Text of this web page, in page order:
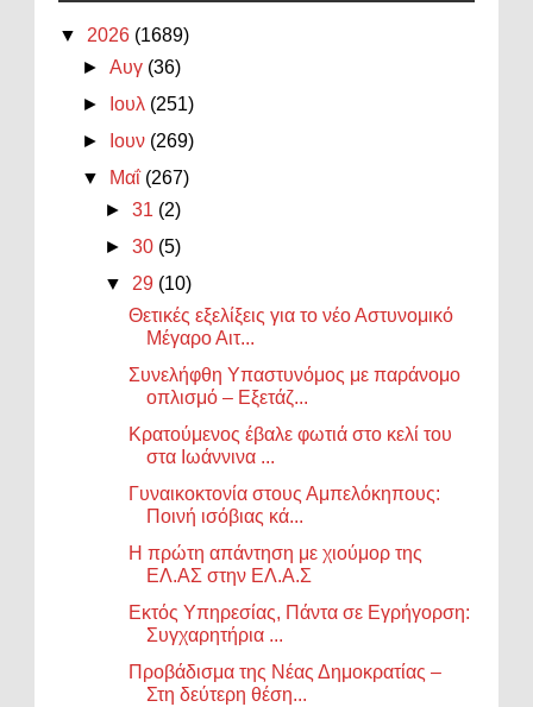
▼ 2026 (1689)
►Αυγ (36)
►
Ιουλ (251)
►
Ιουν (269)
▼
Μαΐ (267)
►31 (2)
►30 (5)
▼ 29 (10)
Θετικές εξελίξεις για το νέο Αστυνομικό
Μέγαρο Αιτ...
Συνελήφθη Υπαστυνόμος με παράνομο
οπλισμό – Εξετάζ...
Κρατούμενος έβαλε φωτιά στο κελί του
στα Ιωάννινα ...
Γυναικοκτονία στους Αμπελόκηπους:
Ποινή ισόβιας κά...
Η πρώτη απάντηση με χιούμορ της
ΕΛ.ΑΣ στην ΕΛ.Α.Σ
Εκτός Υπηρεσίας, Πάντα σε Εγρήγορση:
Συγχαρητήρια ...
Προβάδισμα της Νέας Δημοκρατίας –
Στη δεύτερη θέση...